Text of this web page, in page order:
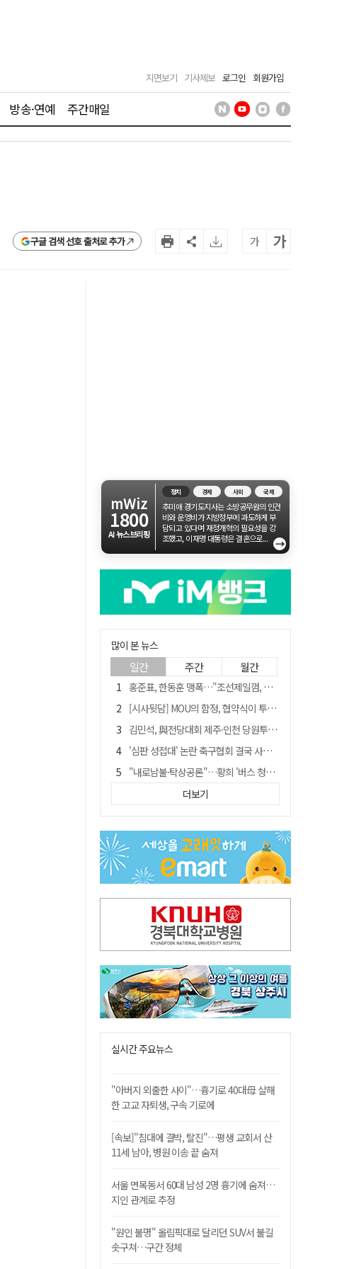
지면보기 기사제보 로그인 회원가입
방송·연예 주간매일
구글 검색 선호 출처로 추가 가 가
mWiz
1800
AI 뉴스브리핑
정치 경제 사회 국제
추미애 경기도지사는 소방공무원의 인건
비와 운영비가 지방정부에 과도하게 부
담되고 있다며 재정개혁의 필요성을 강
조했고, 이재명 대통령은 결혼으로...
→
많이 본 뉴스
일간 주간 월간
홍준표, 한동훈 맹폭…"조선제일껌, 권력에 살고 권력에 죽었다"
[시사뒷담] MOU의 함정, 협약식이 투자 확정은 아니긴 해
김민석, 與전당대회 제주·인천 당원투표서 승리…누적 득표는 '초박빙'
'심판 성접대' 논란 축구협회 결국 사과…"깊이 반성, 쇄신하겠다"
"내로남불·탁상공론"…황희 '버스 청년주택' 제안에 與 내부서도 쓴소리
"경로당 통장에 비밀번호가 적혀 있다"…전국 돌며 경로당 13곳 턴 30대 구속
예안향교 대성전, '국가지정 보물로 지정'
휠체어 환자 발로 밀어 숨지게 한 70대 간병인…2심도 집행유예
박권현 청도군수, 국무총리에 "청도 물 공급 최대 3만t 늘려달라"
더보기
실시간 주요뉴스
"아버지 외출한 사이"…흉기로 40대母 살해
한 고교 자퇴생, 구속 기로에
[속보]"침대에 결박, 탈진"…평생 교회서 산
11세 남아, 병원 이송 끝 숨져
서울 면목동서 60대 남성 2명 흉기에 숨져…
지인 관계로 추정
"원인 불명" 올림픽대로 달리던 SUV서 불길
솟구쳐…구간 정체